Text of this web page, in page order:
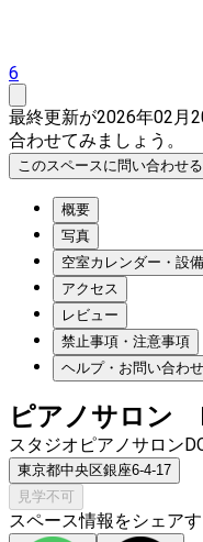
6
最終更新が2026年02月
合わせてみましょう。
このスペースに問い合わせる
概要
写真
空室カレンダー・設備
アクセス
レビュー
禁止事項・注意事項
ヘルプ・お問い合わせ
ピアノサロン
スタジオピアノサロン
東京都中央区銀座6-4-17
見学不可
スペース情報をシェア